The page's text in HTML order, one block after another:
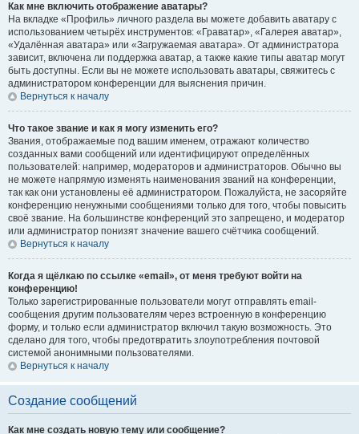
Как мне включить отображение аватары?
На вкладке «Профиль» личного раздела вы можете добавить аватару с
использованием четырёх инструментов: «Граватар», «Галерея аватар»,
«Удалённая аватара» или «Загружаемая аватара». От администратора
зависит, включена ли поддержка аватар, а также какие типы аватар могут
быть доступны. Если вы не можете использовать аватары, свяжитесь с
администратором конференции для выяснения причин.
Вернуться к началу
Что такое звание и как я могу изменить его?
Звания, отображаемые под вашим именем, отражают количество
созданных вами сообщений или идентифицируют определённых
пользователей: например, модераторов и администраторов. Обычно вы
не можете напрямую изменять наименования званий на конференции,
так как они установлены её администратором. Пожалуйста, не засоряйте
конференцию ненужными сообщениями только для того, чтобы повысить
своё звание. На большинстве конференций это запрещено, и модератор
или администратор понизят значение вашего счётчика сообщений.
Вернуться к началу
Когда я щёлкаю по ссылке «email», от меня требуют войти на
конференцию!
Только зарегистрированные пользователи могут отправлять email-
сообщения другим пользователям через встроенную в конференцию
форму, и только если администратор включил такую возможность. Это
сделано для того, чтобы предотвратить злоупотребления почтовой
системой анонимными пользователями.
Вернуться к началу
Создание сообщений
Как мне создать новую тему или сообщение?